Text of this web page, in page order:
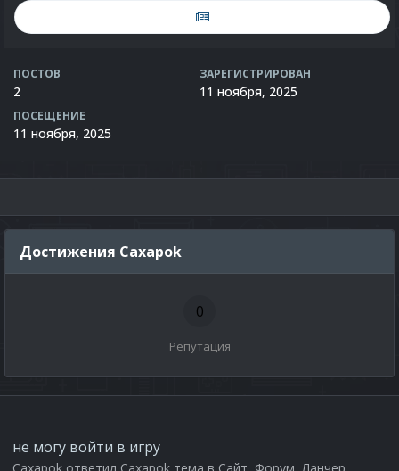
ПОСТОВ
2
ЗАРЕГИСТРИРОВАН
11 ноября, 2025
ПОСЕЩЕНИЕ
11 ноября, 2025
Достижения Caxapok
0
Репутация
не могу войти в игру